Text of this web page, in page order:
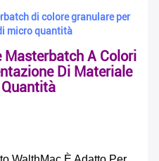
di colore granulare per
micro quantità
A Colori
Di Materiale
Quantità